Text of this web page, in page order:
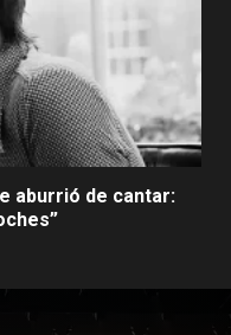
aburrió de cantar: